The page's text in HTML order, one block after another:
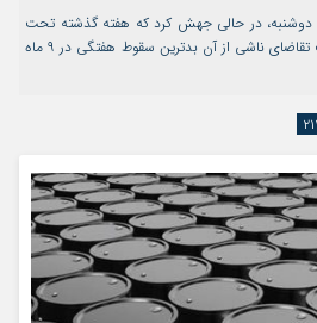
دوشنبه، در حالی جهش کرد که هفته گذشته تحت
تأثیر نگرانی از پاندمی کرونا و افت تقاضای ناشی از آن بدترین سقوط هفتگی در ۹ ماه